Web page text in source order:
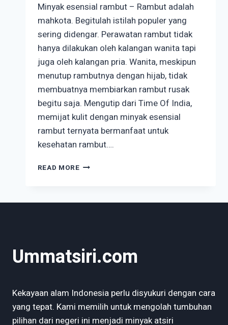
Minyak esensial rambut – Rambut adalah
mahkota. Begitulah istilah populer yang
sering didengar. Perawatan rambut tidak
hanya dilakukan oleh kalangan wanita tapi
juga oleh kalangan pria. Wanita, meskipun
menutup rambutnya dengan hijab, tidak
membuatnya membiarkan rambut rusak
begitu saja. Mengutip dari Time Of India,
memijat kulit dengan minyak esensial
rambut ternyata bermanfaat untuk
kesehatan rambut….
READ MOREINI
Ummatsiri.com
Kekayaan alam Indonesia perlu disyukuri dengan cara
yang tepat. Kami memilih untuk mengolah tumbuhan
pilihan dari negeri ini menjadi minyak atsiri